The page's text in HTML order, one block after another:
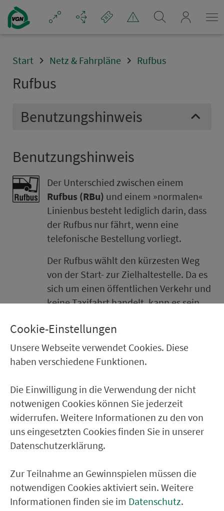
Navigation überspringen
Start Netz & Fahrpläne Rufbus
Rufbus
Be­nut­zungshinweis
Be­nut­zungshinweis
Der Unterschied zwischen einem
Rufbus (RBu) und einem »normalen«
Li­ni­en­bus besteht lediglich darin, dass
der Rufbus nur fährt, wenn eine
telefonische Be­stel­lung vorliegt.
Der Rufbus wählt den kürzesten Weg
von der Start- zur Zielhal­te­stel­le. Da es
sich um einen öf­fent­lichen Verkehr und
keine Taxifahrt handelt, kann es sein,
zusteigen.
Be­stel­lung
Preise
Ver­kehrs­ver­bund Groß­raum
Nürn­berg
Cookie-Einstellungen
Unsere Webseite verwendet Cookies. Diese
haben verschiedene Funktionen.
Die Einwilligung in die Verwendung der nicht
notwenigen Cookies können Sie jederzeit
widerrufen. Weitere Informationen zu den von
uns eingesetzten Cookies finden Sie in unserer
Datenschutzerklärung.
Zur Teilnahme an Gewinnspielen müssen die
notwendigen Cookies aktiviert sein. Weitere
Informationen finden sie im Datenschutz.